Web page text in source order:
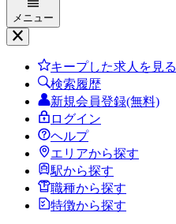
メニュー
キープした求人を見る
検索履歴
新規会員登録(無料)
ログイン
ヘルプ
エリアから探す
駅から探す
職種から探す
特徴から探す